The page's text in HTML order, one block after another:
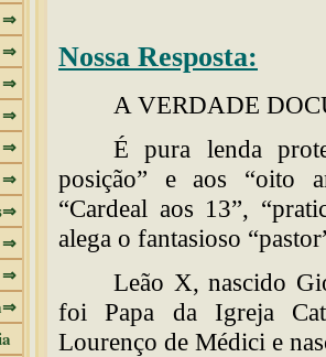
⇒
⇒
⇒
⇒
⇒
⇒
⇒
⇒
Nossa Resposta:
A VERDADE
É pura lenda
posição” e aos “oito
“Cardeal aos 13”,
alega o fantasioso
Leão X, nascido
foi Papa da Igreja
Lourenço de Médici e